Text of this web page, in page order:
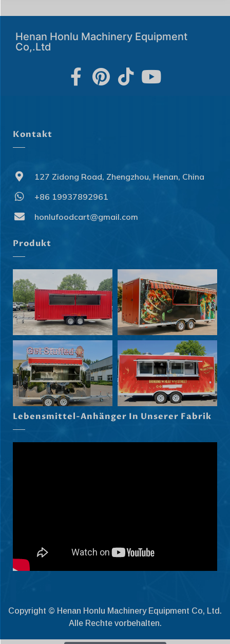
Henan Honlu Machinery Equipment
Co,.Ltd
Kontakt
127 Zidong Road, Zhengzhou, Henan, China
+86 19937892961
honlufoodcart@gmail.com
Produkt
Lebensmittel-Anhänger In Unserer Fabrik
Copyright © Henan Honlu Machinery Equipment Co, Ltd.
Alle Rechte vorbehalten.
Shqip
Slovenščina
Български
Nederlands (België)
हिन्दी
Norsk bokmål
Slovenčina
Svenska